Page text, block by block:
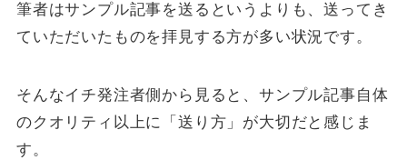
筆者はサンプル記事を送るというよりも、送ってき
ていただいたものを拝見する方が多い状況です。
そんなイチ発注者側から見ると、サンプル記事自体
のクオリティ以上に「送り方」が大切だと感じま
す。